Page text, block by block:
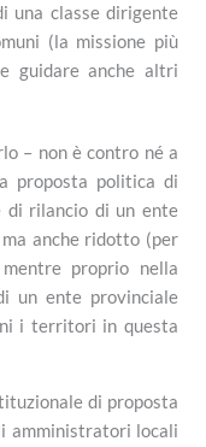
una classe dirigente
(la missione più
guidare anche altri
– non è contro né a
proposta politica di
di rilancio di un ente
anche ridotto (per
proprio nella
un ente provinciale
i territori in questa
di proposta
amministratori locali